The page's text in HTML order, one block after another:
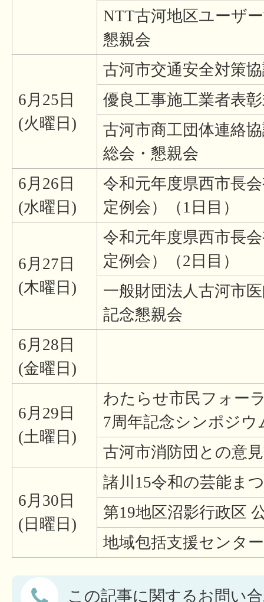
NTT古河地区ユーザ
懇親会
6月25日
(火曜日)
古河市交通安全対策
優良工事施工業者表
古河市商工団体連絡
総会・懇親会
6月26日
(水曜日)
令和元年度県西市長
定例会）（1日目）
6月27日
(木曜日)
令和元年度県西市長
定例会）（2日目）
一般財団法人古河市
記念懇親会
6月28日
(金曜日)
6月29日
(土曜日)
わたらせ市民フォー
7周年記念シンポジウ
古河市消防団との意
6月30日
(日曜日)
諸川15令和の芸能ま
第19地区沼影行政区
地域包括支援センタ
この記事に関するお問い